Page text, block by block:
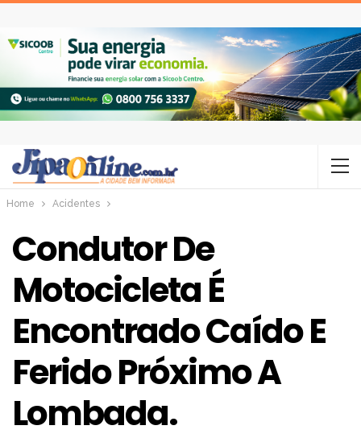
Home Acidentes
Condutor De
Motocicleta É
Encontrado Caído E
Ferido Próximo A
Lombada.